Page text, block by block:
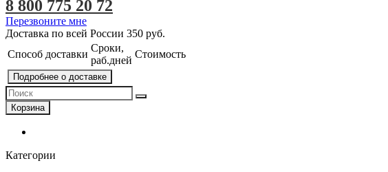
8 800 775 20 72
Перезвоните мне
Доставка по всей России 350 руб.
Способ доставки
Сроки,
раб.дней
Стоимость
Подробнее о доставке
Корзина
Категории